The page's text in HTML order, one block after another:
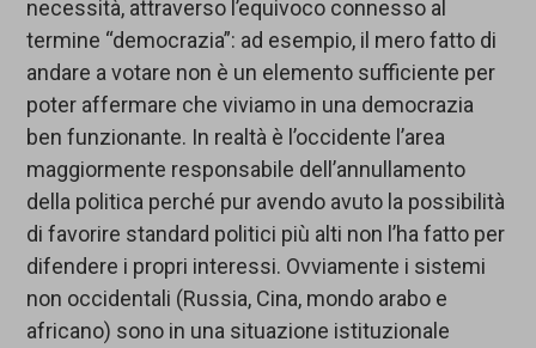
necessità, attraverso l’equivoco connesso al
termine “democrazia”: ad esempio, il mero fatto di
andare a votare non è un elemento sufficiente per
poter affermare che viviamo in una democrazia
ben funzionante. In realtà è l’occidente l’area
maggiormente responsabile dell’annullamento
della politica perché pur avendo avuto la possibilità
di favorire standard politici più alti non l’ha fatto per
difendere i propri interessi. Ovviamente i sistemi
non occidentali (Russia, Cina, mondo arabo e
africano) sono in una situazione istituzionale